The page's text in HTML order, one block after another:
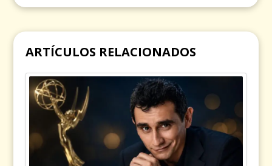
ARTÍCULOS RELACIONADOS